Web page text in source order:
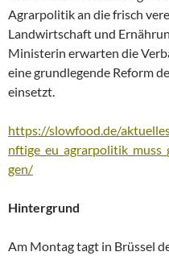
Agrarpolitik an die frisch
Landwirtschaft und
Ministerin erwarten die
eine grundlegende Reform
einsetzt.
https://slowfood.de/
gen/
Hintergrund
Am Montag tagt in Brüssel